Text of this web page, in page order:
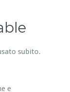
subito.
e